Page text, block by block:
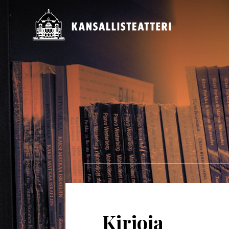
pääsisältöön
Kirjoja